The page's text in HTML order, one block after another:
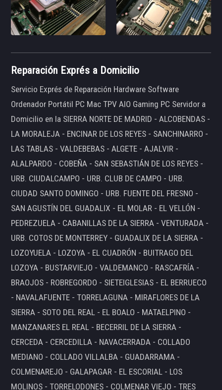
Reparación Exprés a Domicilio
Servicio Exprés de Reparación Hardware Software
Ordenador Portátil PC Mac TPV AIO Gaming PC Servidor a
Domicilio en la SIERRA NORTE DE MADRID - ALCOBENDAS -
LA MORALEJA - ENCINAR DE LOS REYES - SANCHINARRO -
LAS TABLAS - VALDEBEBAS - ALGETE - AJALVIR -
ALALPARDO - COBEÑA - SAN SEBASTIÁN DE LOS REYES -
URB. CIUDALCAMPO - URB. CLUB DE CAMPO - URB.
CIUDAD SANTO DOMINGO - URB. FUENTE DEL FRESNO -
SAN AGUSTÍN DEL GUADALIX - EL MOLAR - EL VELLÓN -
PEDREZUELA - CABANILLAS DE LA SIERRA - VENTURADA -
URB. COTOS DE MONTERREY - GUADALIX DE LA SIERRA -
LOZOYUELA - LOZOYA - EL CUADRÓN - BUITRAGO DEL
LOZOYA - BUSTARVIEJO - VALDEMANCO - RASCAFRÍA -
BRAOJOS - ROBREGORDO - SIETEIGLESIAS - EL BERRUECO
- NAVALAFUENTE - TORRELAGUNA - MIRAFLORES DE LA
SIERRA - SOTO DEL REAL - EL BOALO - MATAELPINO -
MANZANARES EL REAL - BECERRIL DE LA SIERRA -
CERCEDA - CERCEDILLA - NAVACERRADA - COLLADO
MEDIANO - COLLADO VILLALBA - GUADARRAMA -
COLMENAREJO - GALAPAGAR - EL ESCORIAL - LOS
MOLINOS - TORRELODONES - COLMENAR VIEJO - TRES